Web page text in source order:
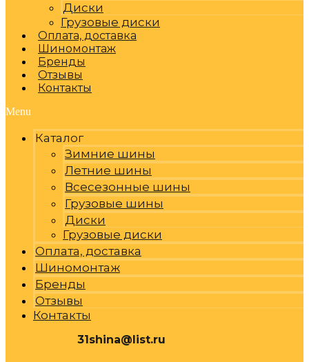
Диски
Грузовые диски
Оплата, доставка
Шиномонтаж
Бренды
Отзывы
Контакты
Menu
Каталог
Зимние шины
Летние шины
Всесезонные шины
Грузовые шины
Диски
Грузовые диски
Оплата, доставка
Шиномонтаж
Бренды
Отзывы
Контакты
31shina@list.ru